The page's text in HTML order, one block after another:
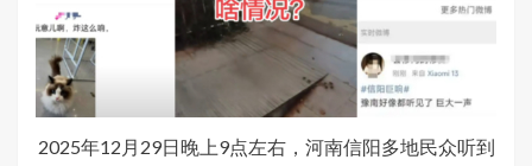
2025年12月29日晚上9点左右，河南信阳多地民众听到